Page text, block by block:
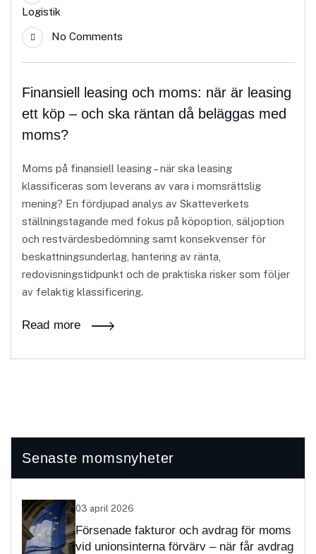
Logistik
No Comments
Finansiell leasing och moms: när är leasing
ett köp – och ska räntan då beläggas med
moms?
Moms på finansiell leasing – när ska leasing
klassificeras som leverans av vara i momsrättslig
mening? En fördjupad analys av Skatteverkets
ställningstagande med fokus på köpoption, säljoption
och restvärdesbedömning samt konsekvenser för
beskattningsunderlag, hantering av ränta,
redovisningstidpunkt och de praktiska risker som följer
av felaktig klassificering.
Read more
Senaste momsnyheter
03 april 2026
Försenade fakturor och avdrag för moms
vid unionsinterna förvärv – när får avdrag